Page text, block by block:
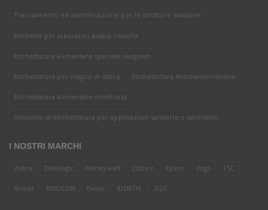
Tracciamento ed identificazione per le strutture sanitarie
Etichette per laboratori analisi cliniche
Etichettatura alimentare speciale surgelati
Etichettatura per negozi di ottica Etichettatura Antimanomissione
Etichettatura alimentare ortofrutta
Soluzioni di etichettatura per applicazioni sanitarie e laboratori
I NOSTRI MARCHI
Zebra Datalogic Honeywell Citizen Epson Ergo TSC
Armor BIXOLON Evolis IDENTIV SQC